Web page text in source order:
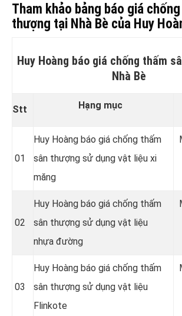
Tham khảo bảng báo giá
thượng tại Nhà Bè của Huy
Huy Hoàng báo giá chống thấm
Nhà Bè
Stt Hạng mục
01
Huy Hoàng báo giá chống thấm
sân thượng sử dụng vật liệu xi
măng
02
Huy Hoàng báo giá chống thấm
sân thượng sử dụng vật liệu
nhựa đường
03
Huy Hoàng báo giá chống thấm
sân thượng sử dụng vật liệu
Flinkote